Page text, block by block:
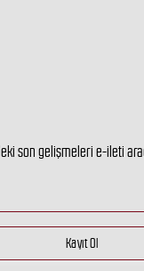
son gelişmeleri e-ileti